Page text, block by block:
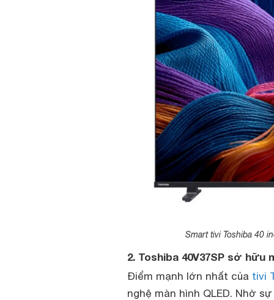
Smart tivi Toshiba 40
2. Toshiba 40V37SP sở hữu
Điểm mạnh lớn nhất của tivi
nghệ màn hình QLED. Nhờ